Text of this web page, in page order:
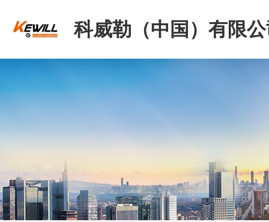
科威勒（中国）有限